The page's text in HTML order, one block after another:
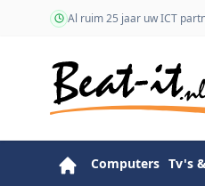
Ga naar de inhoudAl ruim 25 jaar uw ICT
Computers Tv's